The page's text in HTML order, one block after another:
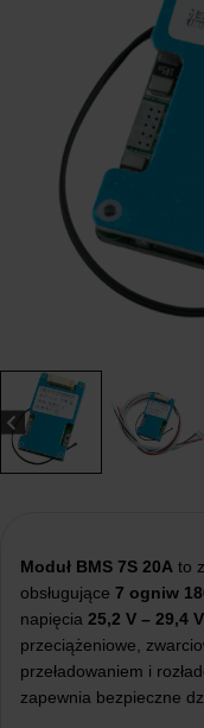
Moduł BMS 7S 20A to
obsługujące 7 ogniw
napięcia 25,2 V – 29,4 V
przeciążeniowe,
przeładowaniem i
zapewnia bezpieczne